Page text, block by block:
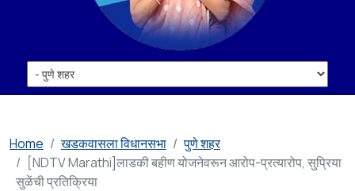
Home खडकवासला विधानसभा
पुणे शहर
[NDTV Marathi]लाडकी बहीण योजनेवरून आरोप-प्रत्यारोप, सुप्रिया
सुळेंची प्रतिक्रिया